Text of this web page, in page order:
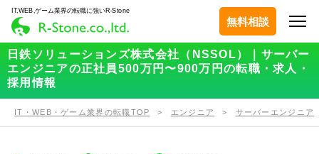
IT,WEB,ゲーム業界の転職に強いR-Stone
無料相談
日鉄ソリューションズ株式会社（NSSOL）｜サーバー
エンジニアの正社員500万円〜900万円の転職・求人・
採用情報
IT・WEB・ゲーム業界の転職TOP エンジニア サーバーエンジニア